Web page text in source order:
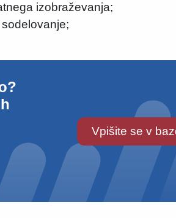
izobraževanja;
Vpišite se v